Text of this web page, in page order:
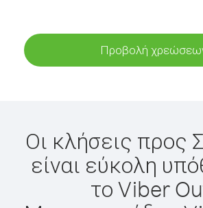
Προβολή
Οι κλήσεις προς
είναι εύκολη
το Viber